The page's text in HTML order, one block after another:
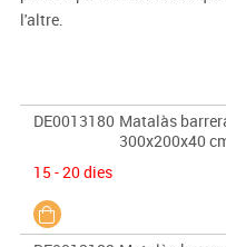
l'altre.
DE0013180 Matalàs
300x200x40
15 - 20 dies